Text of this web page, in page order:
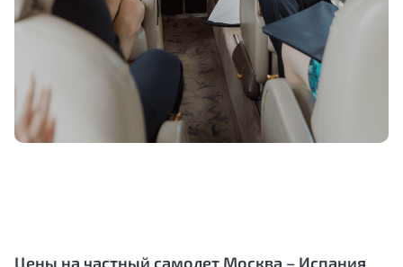
Цены на частный самолет Москва – Испания